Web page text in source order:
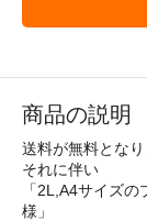
商品の説明
送料が無料となり
それに伴い
「2L,A4サイズ
様」